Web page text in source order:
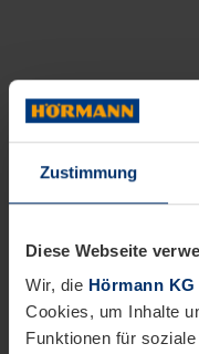
Zustimmung
Diese Webseite
Wir, die Hörmann
Cookies, um Inhalte
Funktionen für